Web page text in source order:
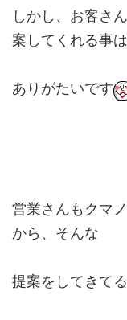
しかし、お客さ
案してくれる事は
ありがたいです
営業さんもクマ
から、そんな
提案をしてきて